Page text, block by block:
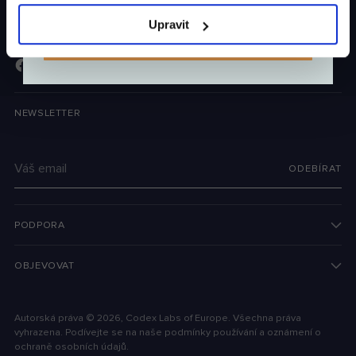
Upravit
NEWSLETTER
email
ODEBÍRAT
PODPORA
OBJEVOVAT
Autorská práva © 2026, Codex Labs of Europe. Všechna práva
vyhrazena. Podívejte se na naše podmínky používání a oznámení o
ochraně osobních údajů.
ZÍSKAT SLEVU